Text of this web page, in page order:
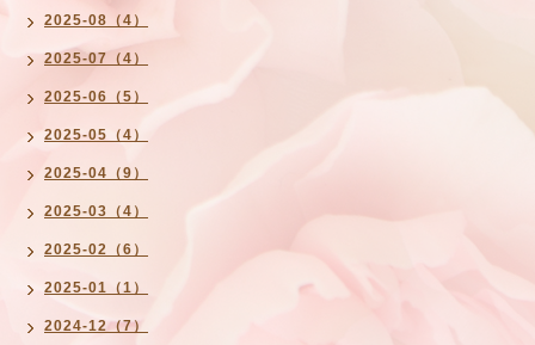
2025-08（4）
2025-07（4）
2025-06（5）
2025-05（4）
2025-04（9）
2025-03（4）
2025-02（6）
2025-01（1）
2024-12（7）